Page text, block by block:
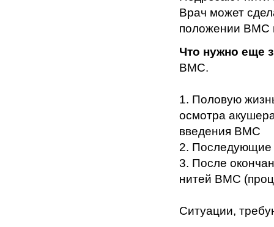
Врач может
положении ВМС
Что нужно еще
ВМС.
1. Половую
осмотра
введения ВМС
2. Последующие
3. После
нитей ВМС
Ситуации,